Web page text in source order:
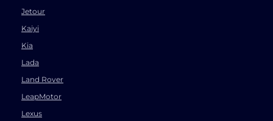
Jetour
Kaiyi
Kia
Lada
Land Rover
LeapMotor
Lexus